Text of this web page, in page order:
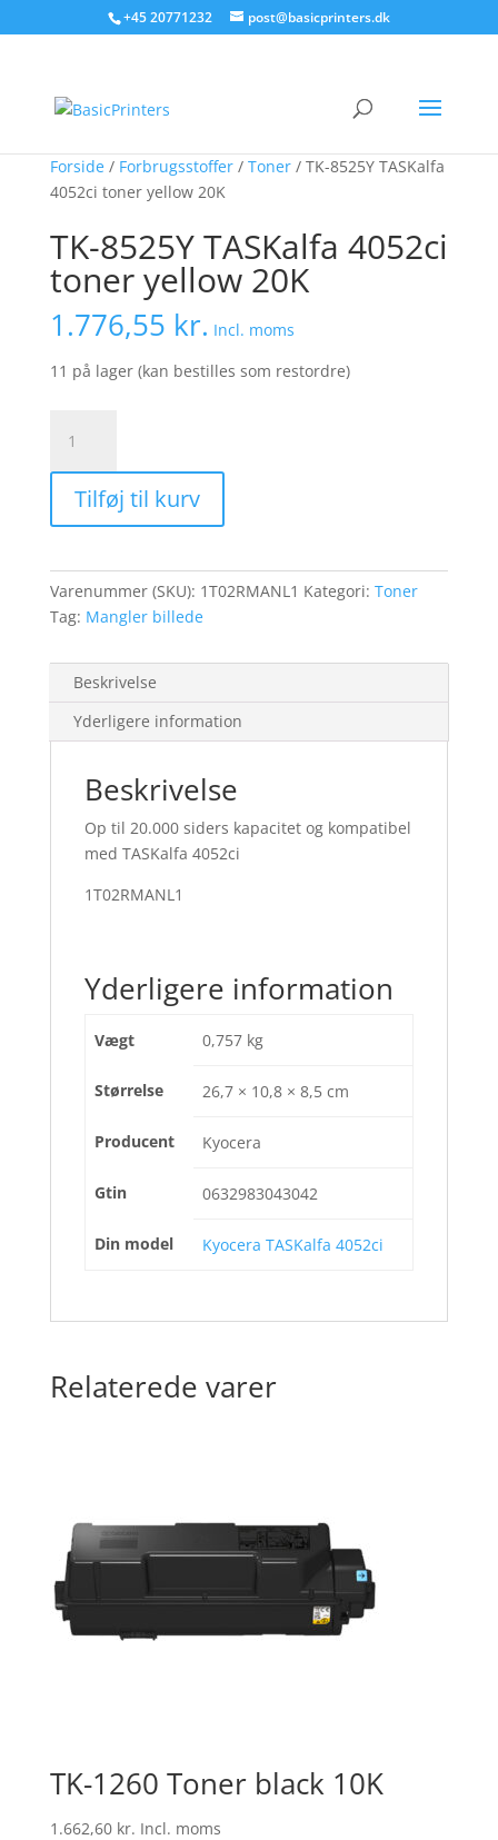
+45 20771232 post@basicprinters.dk
Forside/ Forbrugsstoffer/ Toner/ TK-8525Y TASKalfa
4052ci toner yellow 20K
TK-8525Y TASKalfa 4052ci
toner yellow 20K
1.776,55 kr. Incl. moms
11 på lager (kan bestilles som restordre)
8525Y
TASKalfa
4052ci
toner
20K
antal
Tilføj til kurv
Varenummer (SKU): 1T02RMANL1 Kategori: Toner
Tag: Mangler billede
Beskrivelse
Yderligere information
Beskrivelse
Op til 20.000 siders kapacitet og kompatibel
med TASKalfa 4052ci
1T02RMANL1
Yderligere information
Vægt 0,757 kg
Størrelse 26,7 × 10,8 × 8,5 cm
Producent Kyocera
Gtin 0632983043042
Din model Kyocera TASKalfa 4052ci
Relaterede varer
TK-1260 Toner black 10K
1.662,60 kr. Incl. moms